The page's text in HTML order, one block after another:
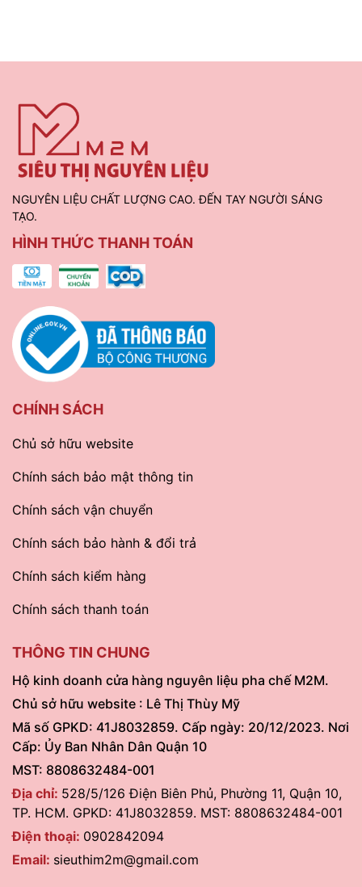
NGUYÊN LIỆU CHẤT LƯỢNG CAO. ĐẾN TAY NGƯỜI SÁNG
TẠO.
HÌNH THỨC THANH TOÁN
CHÍNH SÁCH
Chủ sở hữu website
Chính sách bảo mật thông tin
Chính sách vận chuyển
Chính sách bảo hành & đổi trả
Chính sách kiểm hàng
Chính sách thanh toán
THÔNG TIN CHUNG
Hộ kinh doanh cửa hàng nguyên liệu pha chế M2M.
Chủ sở hữu website : Lê Thị Thùy Mỹ
Mã số GPKD: 41J8032859. Cấp ngày: 20/12/2023. Nơi
Cấp: Ủy Ban Nhân Dân Quận 10
MST: 8808632484-001
Địa chỉ: 528/5/126 Điện Biên Phủ, Phường 11, Quận 10,
TP. HCM. GPKD: 41J8032859. MST: 8808632484-001
Điện thoại: 0902842094
Email: sieuthim2m@gmail.com